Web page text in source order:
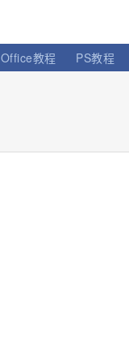
Office教程 PS教程